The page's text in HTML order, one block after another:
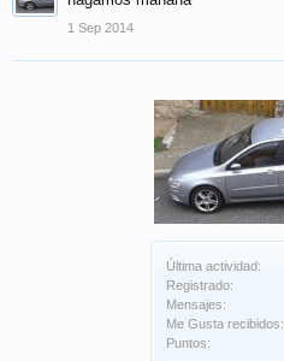
Última actividad:
Registrado:
Mensajes:
Me Gusta recibidos:
Puntos:
1 Sep 2014